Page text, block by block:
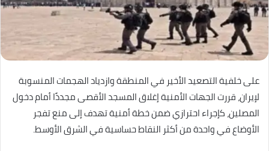
على خلفية التصعيد الأخير في المنطقة وازدياد الهجمات المنسوبة
لإيران، قررت الجهات الأمنية إغلاق المسجد الأقصى مجددًا أمام دخول
المصلين، كإجراء احترازي ضمن خطة أمنية تهدف إلى منع تفجر
الأوضاع في واحدة من أكثر النقاط حساسية في الشرق الأوسط.